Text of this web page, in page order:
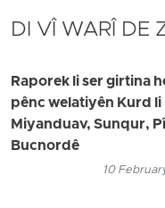
DI VÎ WARÎ DE
Raporek li ser girtina
pênc welatiyên Kurd li
Miyanduav, Sunqur,
Bucnordê
10